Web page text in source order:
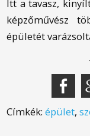
Itt a tavasz,
képzőművész
épületét
Címkék:épület,